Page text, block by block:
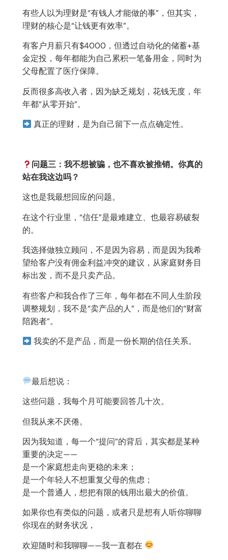
有些人以为理财是“有钱人才能做的事”，但其实，
理财的核心是“让钱更有效率”。
有客户月薪只有$4000，但透过自动化的储蓄+基
金定投，每年都能为自己累积一笔备用金，同时为
父母配置了医疗保障。
反而很多高收入者，因为缺乏规划，花钱无度，年
年都“从零开始”。
真正的理财，是为自己留下一点点确定性。
问题三：我不想被骗，也不喜欢被推销。你真的
站在我这边吗？
这也是我最想回应的问题。
在这个行业里，“信任”是最难建立、也最容易破裂
的。
我选择做独立顾问，不是因为容易，而是因为我希
望给客户没有佣金利益冲突的建议，从家庭财务目
标出发，而不是只卖产品。
有些客户和我合作了三年，每年都在不同人生阶段
调整规划，我不是“卖产品的人”，而是他们的“财富
陪跑者”。
我卖的不是产品，而是一份长期的信任关系。
最后想说：
这些问题，我每个月可能要回答几十次。
但我从来不厌倦。
因为我知道，每一个“提问”的背后，其实都是某种
重要的决定——
是一个家庭想走向更稳的未来；
是一个年轻人不想重复父母的焦虑；
是一个普通人，想把有限的钱用出最大的价值。
如果你也有类似的问题，或者只是想有人听你聊聊
你现在的财务状况，
欢迎随时和我聊聊——我一直都在